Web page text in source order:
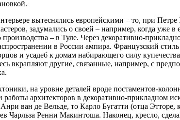
вытеснялись европейскими – то, при
задумались о своей – например, когда уже в
– в Туле. Через декоративно-
в России ампира. Французский
и усадеб к домам набирающего силу
вкрапляют другие, связанные, например, с
на уровне деталей вроде постаментов-
архитекторов в декоративно-прикладном
ван де Вельде, то Карло Бугатти (отца
Чарльза Ренни Макинтоша. Наконец, кресло,